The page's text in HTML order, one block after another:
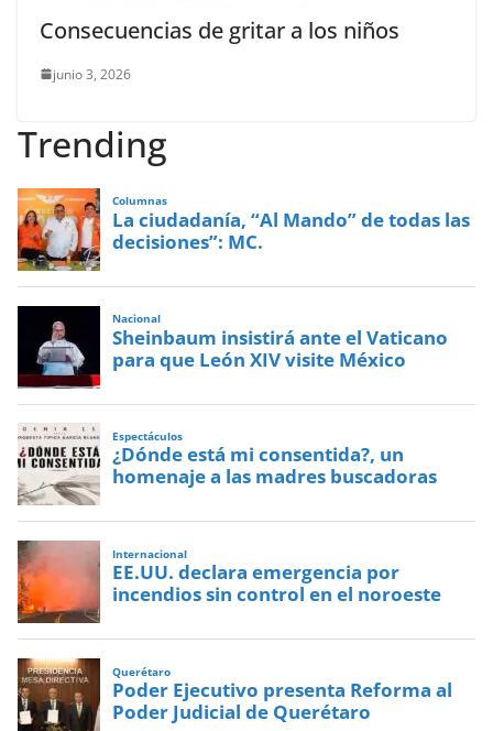
Consecuencias de gritar a los niños
junio 3, 2026
Trending